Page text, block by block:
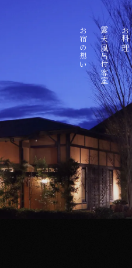
お宿の想い 露天風呂付客室 お料理